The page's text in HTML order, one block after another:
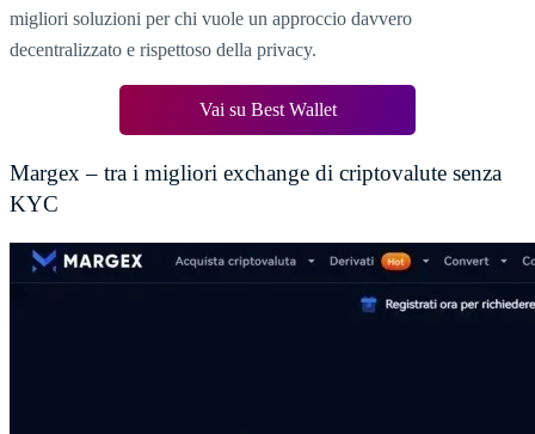
migliori soluzioni per chi vuole un approccio davvero
decentralizzato e rispettoso della privacy.
Vai su Best Wallet
Margex – tra i migliori exchange di criptovalute senza
KYC